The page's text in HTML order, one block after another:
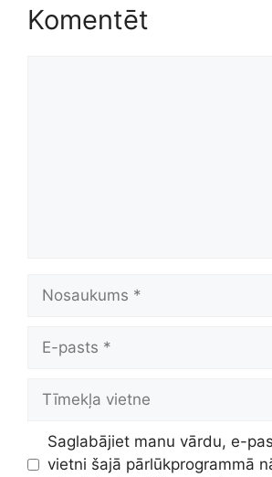
Komentēt
Nosaukums
pasts
Tīmekļa
Saglabājiet manu vārdu, e-
vietni šajā pārlūkprogrammā